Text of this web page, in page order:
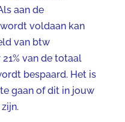
aan de
voldaan kan
van btw
van de totaal
bespaard. Het is
gaan of dit in jouw